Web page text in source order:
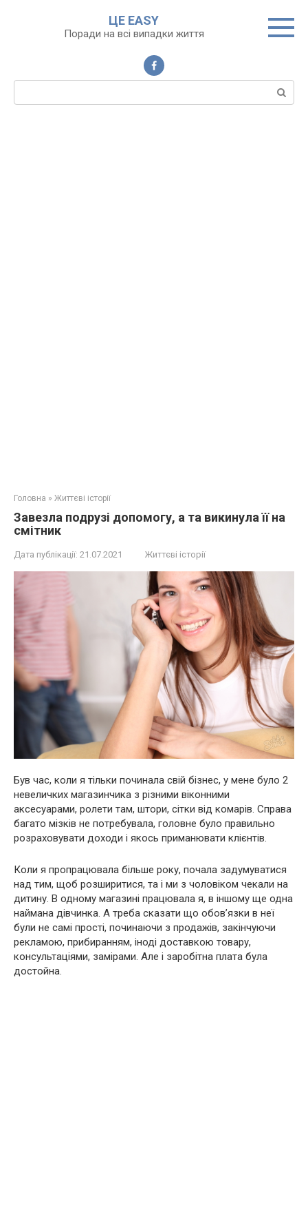
ЦЕ EASY
Поради на всі випадки життя
Пошук:
Головна » Життєві історії
Завезла подрузі допомогу, а та викинула її на
смітник
Дата публікації: 21.07.2021 Життєві історії
Був час, коли я тільки починала свій бізнес, у мене було 2
невеличких магазинчика з різними віконними
аксесуарами, ролети там, штори, сітки від комарів. Справа
багато мізків не потребувала, головне було правильно
розраховувати доходи і якось приманювати клієнтів.
Коли я пропрацювала більше року, почала задумуватися
над тим, щоб розширитися, та і ми з чоловіком чекали на
дитину. В одному магазині працювала я, в іншому ще одна
наймана дівчинка. А треба сказати що обов’язки в неї
були не самі прості, починаючи з продажів, закінчуючи
рекламою, прибиранням, іноді доставкою товару,
консультаціями, замірами. Але і заробітна плата була
достойна.